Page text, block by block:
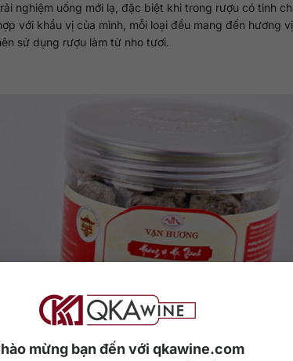
mừng bạn đến với qkawine.com
nghiệm uống mới lạ, đặc biệt khi trong rượu có tinh
với khẩu vị của mình, mỗi loại đều mang đến hương
sử dụng rượu làm từ nho tươi.